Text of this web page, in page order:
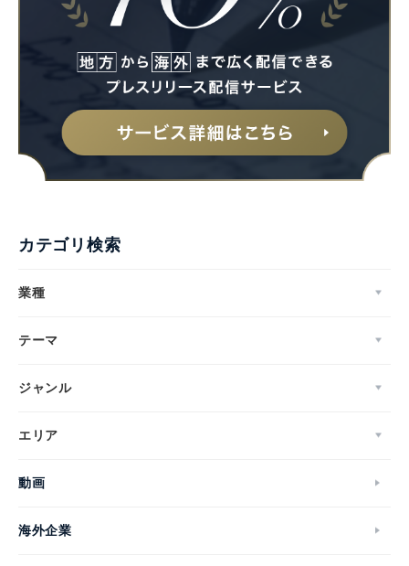
カテゴリ検索
業種
テーマ
ジャンル
エリア
動画
海外企業